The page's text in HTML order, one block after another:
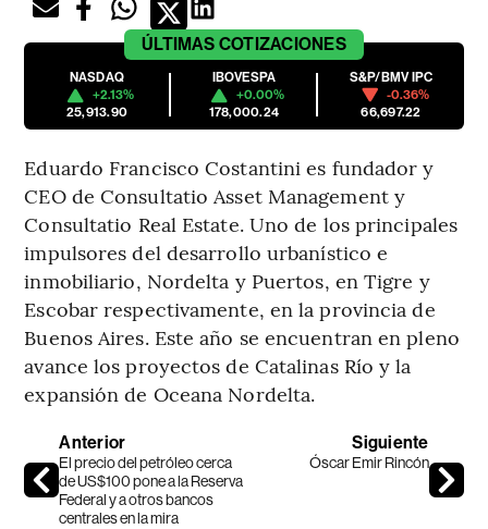
ÚLTIMAS COTIZACIONES
NASDAQ
+2.13%
25,913.90
IBOVESPA
+0.00%
178,000.24
S&P/BMV IPC
-0.36%
66,697.22
Eduardo Francisco Costantini es fundador y
CEO de Consultatio Asset Management y
Consultatio Real Estate. Uno de los principales
impulsores del desarrollo urbanístico e
inmobiliario, Nordelta y Puertos, en Tigre y
Escobar respectivamente, en la provincia de
Buenos Aires. Este año se encuentran en pleno
avance los proyectos de Catalinas Río y la
expansión de Oceana Nordelta.
Anterior
El precio del petróleo cerca
de US$100 pone a la Reserva
Federal y a otros bancos
centrales en la mira
Siguiente
Óscar Emir Rincón